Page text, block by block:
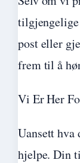
tilgjengelige
post eller
frem til å
Vi Er Her
Uansett hva
hjelpe. Din